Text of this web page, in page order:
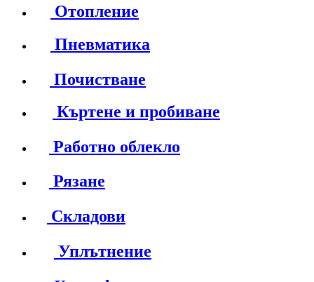
Отопление
Пневматика
Почистване
Къртене и пробиване
Работно облекло
Рязане
Складови
Уплътнение